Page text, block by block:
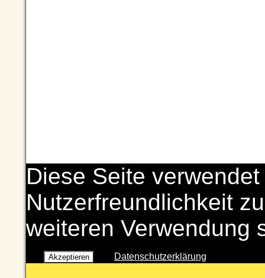
Diese Seite
Nutzerfreundlichkeit
weiteren Verwendung
Akzeptieren Datenschutzerklärung